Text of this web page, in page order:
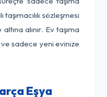
sözleşmesi
alınır. Ev taşıma
ve sadece yeni evinize
Eşya